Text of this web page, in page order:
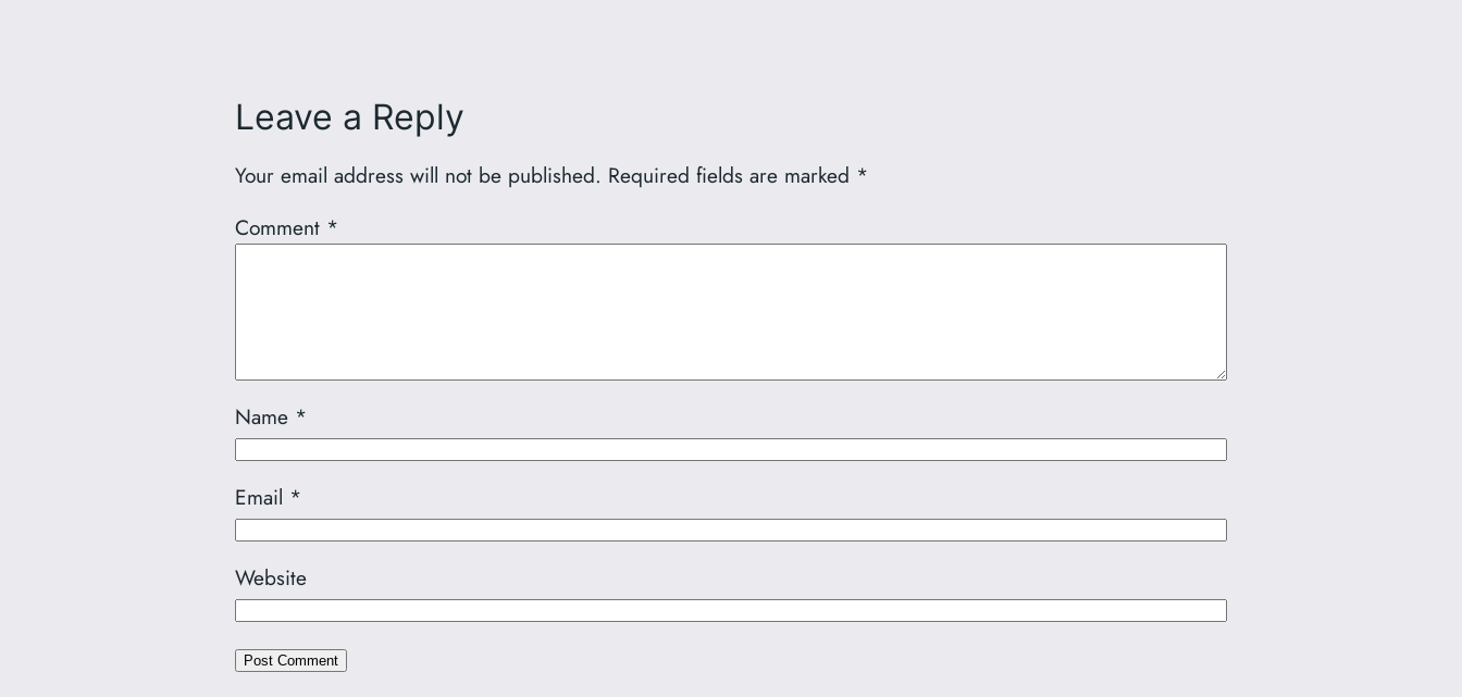
Leave a Reply
Your email address will not be published. Required fields are marked *
Comment *
Name *
Email *
Website